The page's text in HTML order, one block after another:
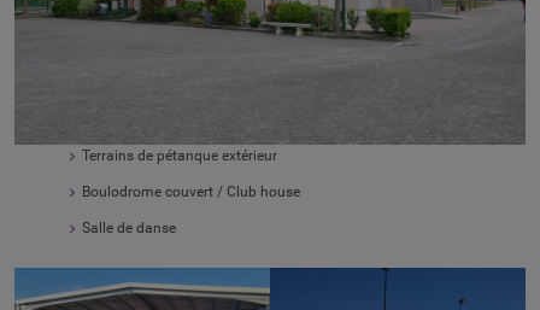
Terrains de pétanque extérieur
Boulodrome couvert / Club house
Salle de danse